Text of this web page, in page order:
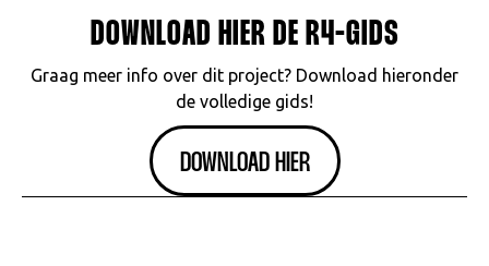
DOWNLOAD HIER DE R4-GIDS
Graag meer info over dit project? Download hieronder
de volledige gids!
DOWNLOAD HIER